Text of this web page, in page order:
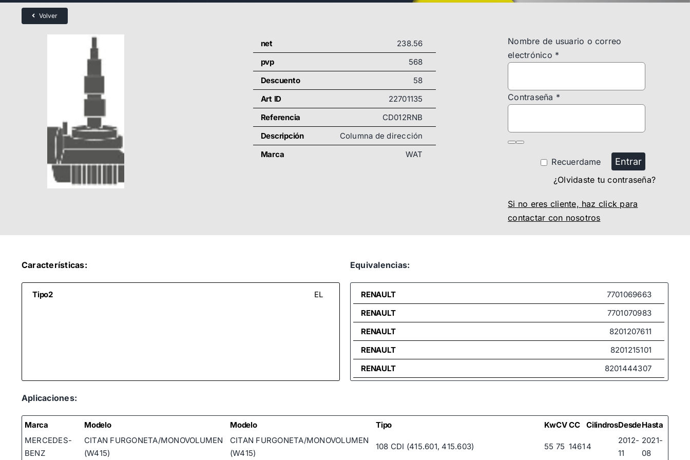
Volver
net
238.56
pvp
568
Descuento
58
Art ID
22701135
Referencia
CD012RNB
Descripción
Columna de dirección
Marca
WAT
Nombre de usuario o correo
electrónico *
Contraseña *
Recuerdame Entrar
¿Olvidaste tu contraseña?
Si no eres cliente, haz click para
contactar con nosotros
Características:
Tipo2 EL
Equivalencias:
RENAULT
7701069663
RENAULT
7701070983
RENAULT
8201207611
RENAULT
8201215101
RENAULT
8201444307
Aplicaciones:
Marca Modelo Modelo Tipo KwCVCC CilindrosDesdeHasta
MERCEDES-
BENZ
CITAN FURGONETA/MONOVOLUMEN
(W415)
CITAN FURGONETA/MONOVOLUMEN
(W415)
108 CDI (415.601, 415.603) 55 75 1461 4
2012-
11
2021-
08